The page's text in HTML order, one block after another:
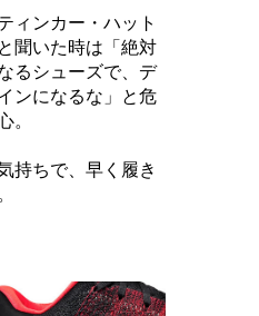
ィンカー・ハット
聞いた時は「絶対
るシューズで、デ
ンになるな」と危
。
持ちで、早く履き